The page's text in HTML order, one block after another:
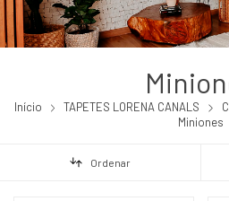
Início TAPETES LORENA CANALS
Miniones
Ordenar